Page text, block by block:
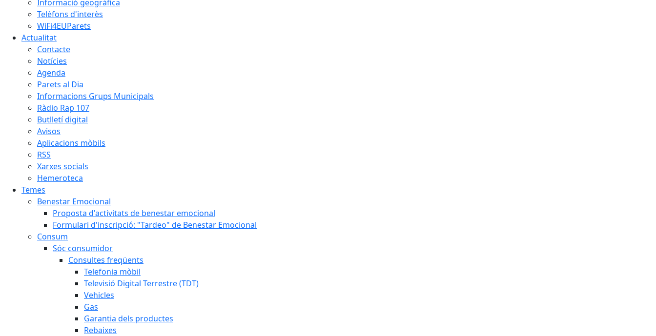
Informació geogràfica
Telèfons d'interès
WiFi4EUParets
Actualitat
Contacte
Notícies
Agenda
Parets al Dia
Informacions Grups Municipals
Ràdio Rap 107
Butlletí digital
Avisos
Aplicacions mòbils
RSS
Xarxes socials
Hemeroteca
Temes
Benestar Emocional
Proposta d'activitats de benestar emocional
Formulari d'inscripció: "Tardeo" de Benestar Emocional
Consum
Sóc consumidor
Consultes freqüents
Telefonia mòbil
Televisió Digital Terrestre (TDT)
Vehicles
Gas
Garantia dels productes
Rebaixes